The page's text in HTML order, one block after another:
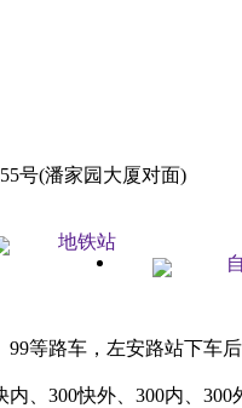
号(潘家园大厦对面)
地铁站
等路车，左安路站下车
内、300快外、300内、